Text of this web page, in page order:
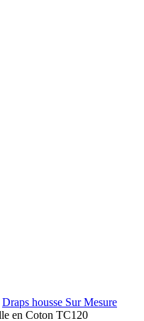
Draps housse Sur Mesure